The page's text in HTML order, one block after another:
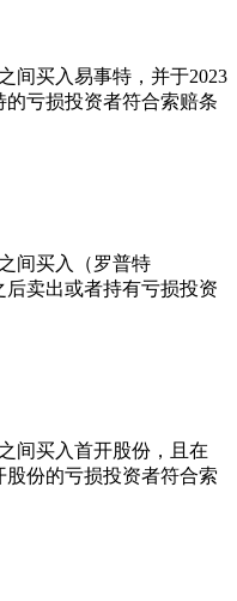
间买入易事特，并于2023
亏损投资者符合索赔条
间买入（罗普特
后卖出或者持有亏损投资
间买入首开股份，且在
股份的亏损投资者符合索